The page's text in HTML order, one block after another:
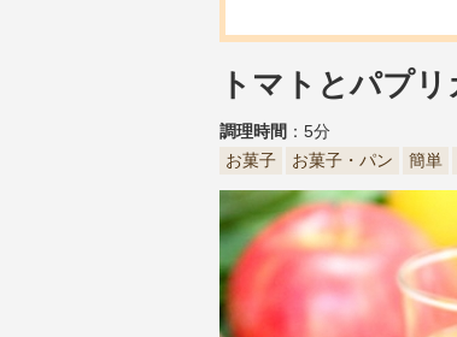
トマトとパプ
調理時間 ：5分
お菓子
お菓子・パン 簡単